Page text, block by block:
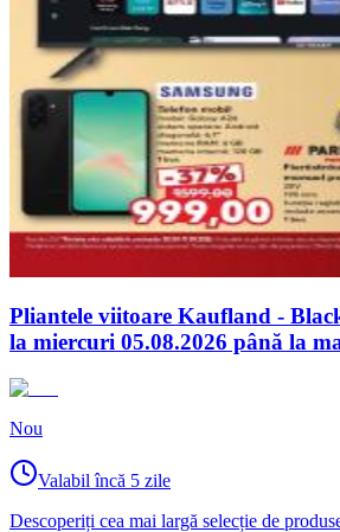
Pliantele viitoare Kaufland -
la miercuri 05.08.2026 până la
Nou
Valabil încă 5 zile
Descoperiți cea mai largă selecție de